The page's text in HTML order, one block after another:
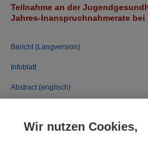
Teilnahme an der
Jahres-Inanspruchnahmerate bei
Bericht (Langversion)
Infoblatt
Abstract (englisch)
Zitierweise des Berichts vom 26.04.2013
Wir nutzen Cookies,